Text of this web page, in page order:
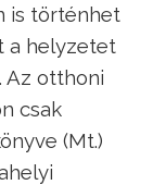
is történhet
a helyzetet
Az otthoni
csak
(Mt.)